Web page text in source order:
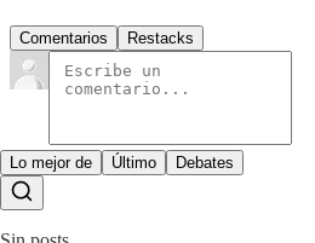
Comentarios Restacks
Lo mejor de Último Debates